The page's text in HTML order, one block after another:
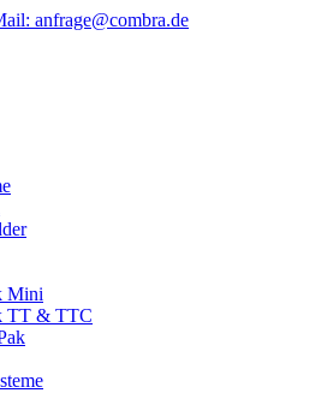
anfrage@combra.de
Mini
TT & TTC